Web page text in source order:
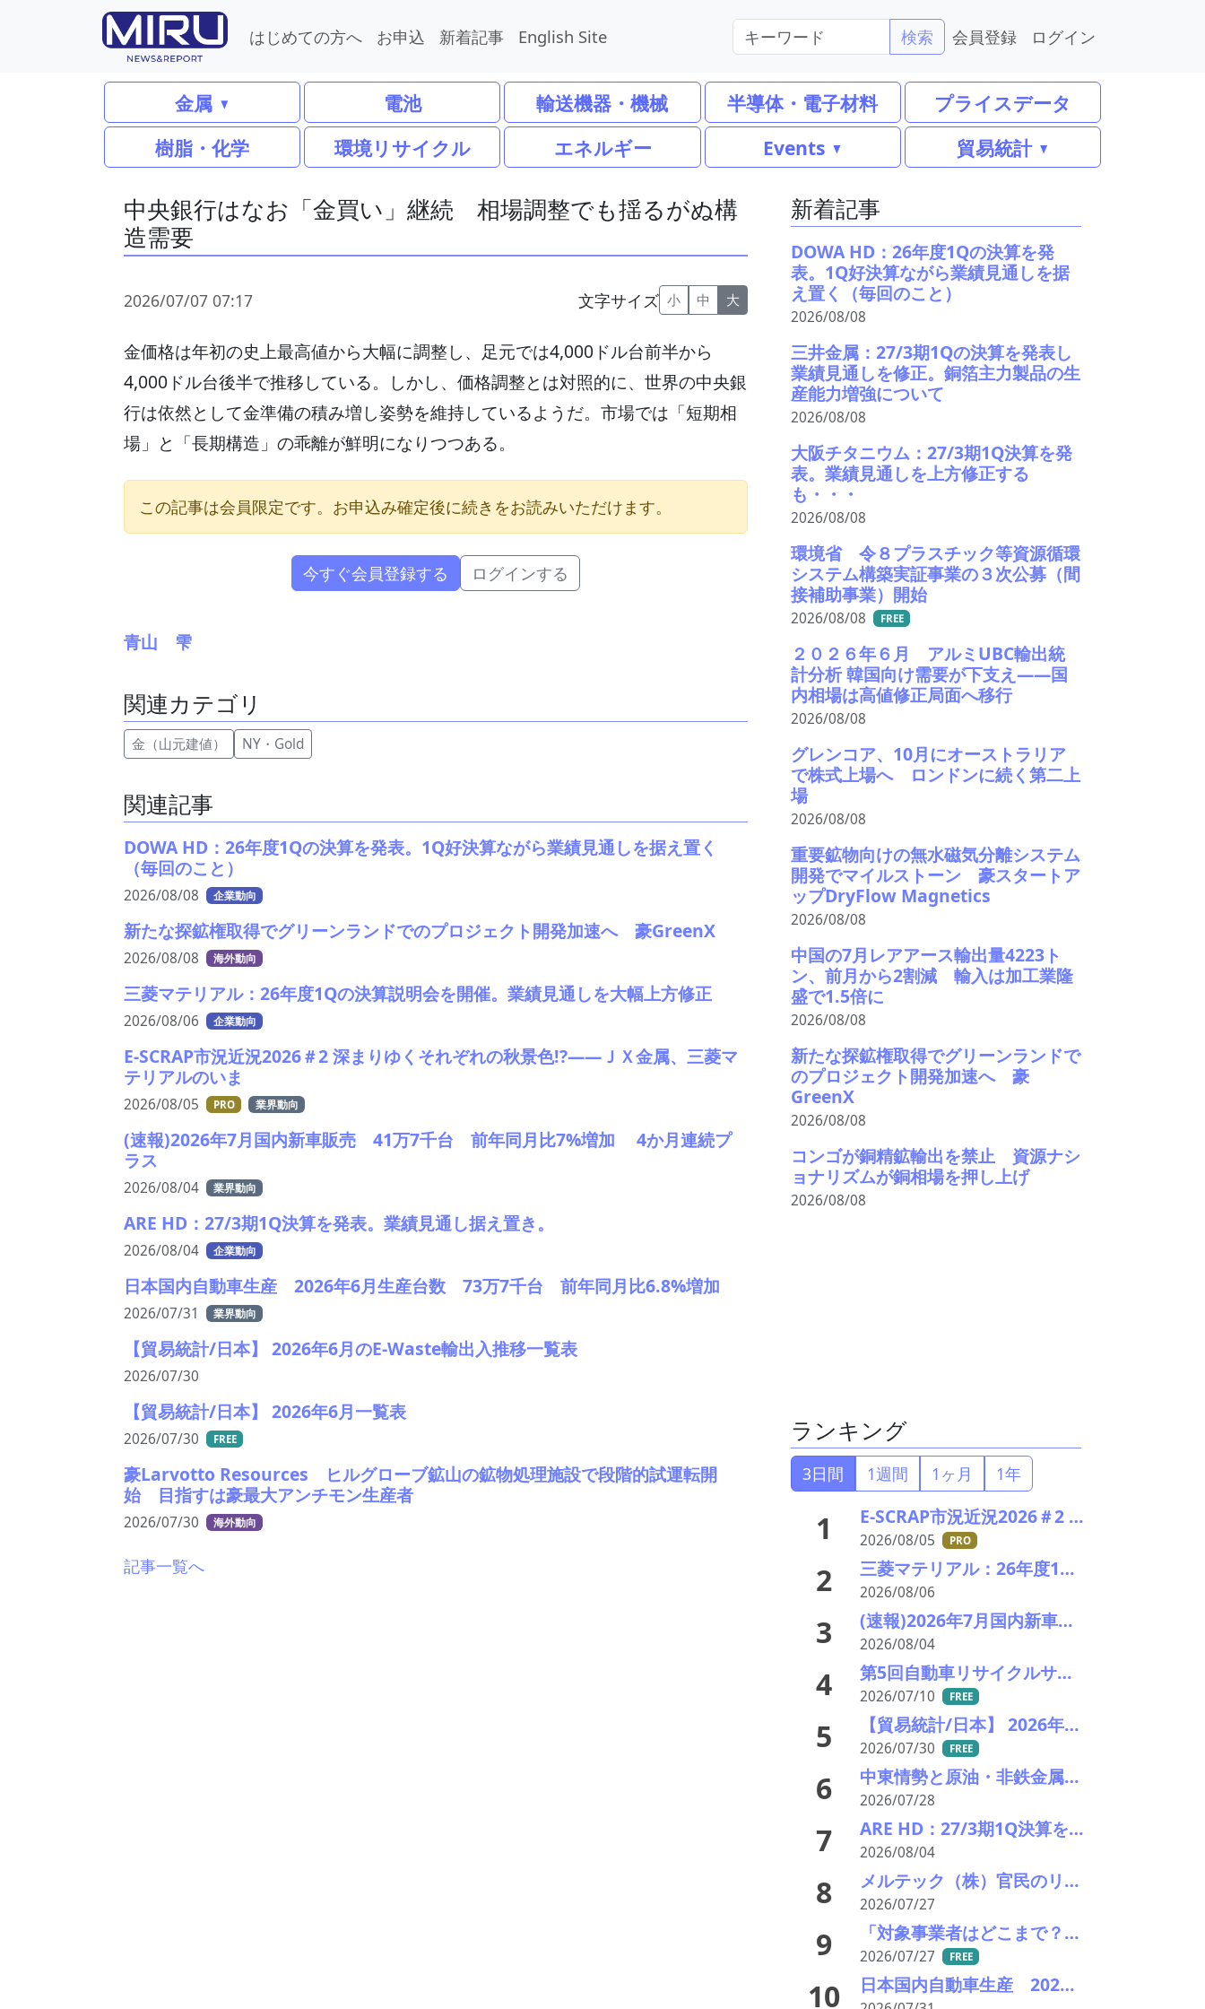
はじめての方へ お申込 新着記事 English Site 検索 会員登録 ログイン
金属 電池 輸送機器・機械 半導体・電子材料
プライスデータ
樹脂・化学
環境リサイクル エネルギー Events 貿易統計
中央銀行はなお「金買い」継続 相場調整でも揺るがぬ構
造需要
2026/07/07 07:17 文字サイズ 小 中 大
金価格は年初の史上最高値から大幅に調整し、足元では4,000ドル台前半から
4,000ドル台後半で推移している。しかし、価格調整とは対照的に、世界の中央銀
行は依然として金準備の積み増し姿勢を維持しているようだ。市場では「短期相
場」と「長期構造」の乖離が鮮明になりつつある。
この記事は会員限定です。お申込み確定後に続きをお読みいただけます。
今すぐ会員登録する ログインする
青山 雫
関連カテゴリ
金（山元建値） NY・Gold
関連記事
DOWA HD：26年度1Qの決算を発表。1Q好決算ながら業績見通しを据え置く
（毎回のこと）
2026/08/08 企業動向
新たな探鉱権取得でグリーンランドでのプロジェクト開発加速へ 豪GreenX
2026/08/08 海外動向
三菱マテリアル：26年度1Qの決算説明会を開催。業績見通しを大幅上方修正
2026/08/06 企業動向
E-SCRAP市況近況2026＃2 深まりゆくそれぞれの秋景色!?――ＪＸ金属、三菱マ
テリアルのいま
2026/08/05 PRO 業界動向
(速報)2026年7月国内新車販売 41万7千台 前年同月比7%増加 4か月連続プ
ラス
2026/08/04 業界動向
ARE HD：27/3期1Q決算を発表。業績見通し据え置き。
2026/08/04 企業動向
日本国内自動車生産 2026年6月生産台数 73万7千台 前年同月比6.8%増加
2026/07/31 業界動向
【貿易統計/日本】 2026年6月のE-Waste輸出入推移一覧表
2026/07/30
【貿易統計/日本】 2026年6月一覧表
2026/07/30 FREE
豪Larvotto Resources ヒルグローブ鉱山の鉱物処理施設で段階的試運転開
始 目指すは豪最大アンチモン生産者
2026/07/30 海外動向
記事一覧へ
新着記事
DOWA HD：26年度1Qの決算を発
表。1Q好決算ながら業績見通しを据
え置く（毎回のこと）
2026/08/08
三井金属：27/3期1Qの決算を発表し
業績見通しを修正。銅箔主力製品の生
産能力増強について
2026/08/08
大阪チタニウム：27/3期1Q決算を発
表。業績見通しを上方修正する
も・・・
2026/08/08
環境省 令８プラスチック等資源循環
システム構築実証事業の３次公募（間
接補助事業）開始
2026/08/08 FREE
２０２６年６月 アルミUBC輸出統
計分析 韓国向け需要が下支え――国
内相場は高値修正局面へ移行
2026/08/08
グレンコア、10月にオーストラリア
で株式上場へ ロンドンに続く第二上
場
2026/08/08
重要鉱物向けの無水磁気分離システム
開発でマイルストーン 豪スタートア
ップDryFlow Magnetics
2026/08/08
中国の7月レアアース輸出量4223ト
ン、前月から2割減 輸入は加工業隆
盛で1.5倍に
2026/08/08
新たな探鉱権取得でグリーンランドで
のプロジェクト開発加速へ 豪
GreenX
2026/08/08
コンゴが銅精鉱輸出を禁止 資源ナシ
ョナリズムが銅相場を押し上げ
2026/08/08
ランキング
3日間 1週間 1ヶ月 1年
1 E-SCRAP市況近況2026＃2 深まりゆくそれぞれの秋景色!?――ＪＸ金属、三菱マテリアルのいま
2026/08/05 PRO
2 三菱マテリアル：26年度1Qの決算説明会を開催。業績見通しを大幅上方修正
2026/08/06
3 (速報)2026年7月国内新車販売 41万7千台 前年同月比7%増加 4か月連続プラス
2026/08/04
4 第5回自動車リサイクルサミット ～再生材料をいかに使うか、違法業者対策、中古車輸出問題を語ろう～
2026/07/10 FREE
5 【貿易統計/日本】 2026年6月一覧表
2026/07/30 FREE
6 中東情勢と原油・非鉄金属市況の行方――エモリファンドマネジメントの江守哲氏に聞く
2026/07/28
7 ARE HD：27/3期1Q決算を発表。業績見通し据え置き。
2026/08/04
8 メルテック（株）官民のリサイクルループ繋ぐキープレーヤー――時代の風受け存在感
2026/07/27
9 「対象事業者はどこまで？」、残り２年半で細部の詰め急ぐ――環境省、第１回スクラップヤード環境対策技術検討会
2026/07/27 FREE
10 日本国内自動車生産 2026年6月生産台数 73万7千台 前年同月比6.8%増加